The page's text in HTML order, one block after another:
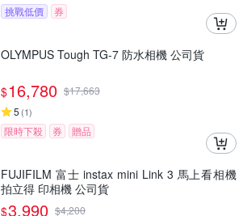
挑戰低價 券
OLYMPUS Tough TG-7 防水相機 公司貨
$16,780 $17,663
5 (1)
限時下殺 券 贈品
FUJIFILM 富士 instax mini Link 3 馬上看相機
拍立得 印相機 公司貨
$3,990 $4,200